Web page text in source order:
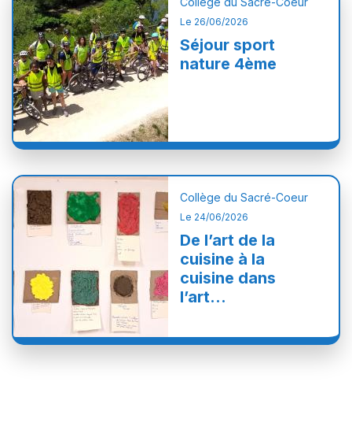
Le 26/06/2026
Séjour sport
nature 4ème
Collège du Sacré-Coeur
Le 24/06/2026
De l’art de la
cuisine à la
cuisine dans
l’art…